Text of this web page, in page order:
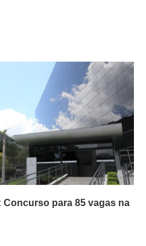
Concurso para 85 vagas na